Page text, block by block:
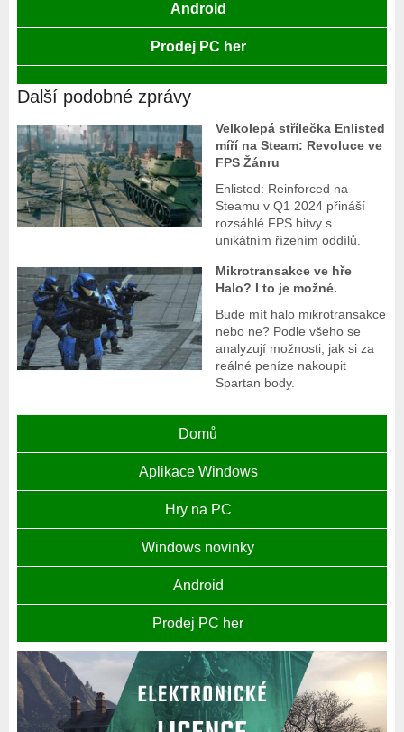
Android
Prodej PC her
Další podobné zprávy
Velkolepá střílečka Enlisted
míří na Steam: Revoluce ve
FPS Žánru
Enlisted: Reinforced na
Steamu v Q1 2024 přináší
rozsáhlé FPS bitvy s
unikátním řízením oddílů.
Mikrotransakce ve hře
Halo? I to je možné.
Bude mít halo mikrotransakce
nebo ne? Podle všeho se
analyzují možnosti, jak si za
reálné peníze nakoupit
Spartan body.
Domů
Aplikace Windows
Hry na PC
Windows novinky
Android
Prodej PC her